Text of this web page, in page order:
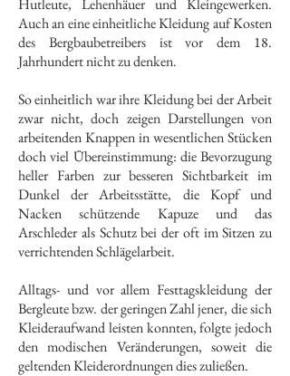
Hutleute, Lehenhäuer und Kleingewerken.
Auch an eine einheitliche Kleidung auf Kosten
des Bergbaubetreibers ist vor dem 18.
Jahrhundert nicht zu denken.
So einheitlich war ihre Kleidung bei der Arbeit
zwar nicht, doch zeigen Darstellungen von
arbeitenden Knappen in wesentlichen Stücken
doch viel Übereinstimmung: die Bevorzugung
heller Farben zur besseren Sichtbarkeit im
Dunkel der Arbeitsstätte, die Kopf und
Nacken schützende Kapuze und das
Arschleder als Schutz bei der oft im Sitzen zu
verrichtenden Schlägelarbeit.
Alltags- und vor allem Festtagskleidung der
Bergleute bzw. der geringen Zahl jener, die sich
Kleideraufwand leisten konnten, folgte jedoch
den modischen Veränderungen, soweit die
geltenden Kleiderordnungen dies zuließen.